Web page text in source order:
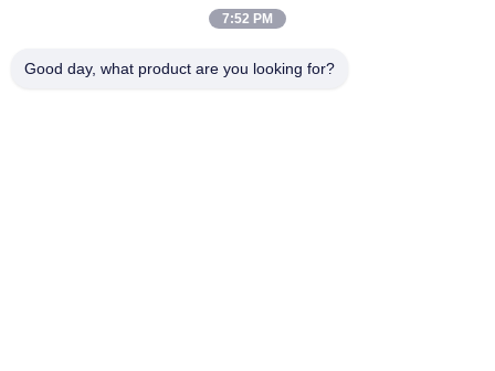
7:52 PM
Good day, what product are you looking for?